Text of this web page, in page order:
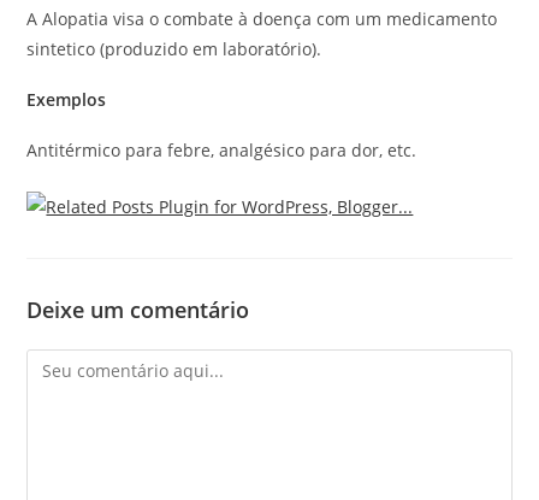
A Alopatia visa o combate à doença com um medicamento
sintetico (produzido em laboratório).
Exemplos
Antitérmico para febre, analgésico para dor, etc.
Deixe um comentário
Comentário